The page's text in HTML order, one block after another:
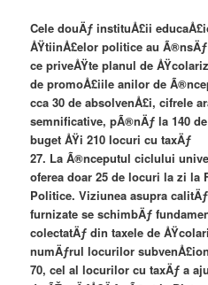
Cele douÄƒ instituÅ£ii
ÅŸtiinÅ£elor politice au
ce priveÅŸte planul de
de promoÅ£iile anilor de
cca 30 de absolvenÅ£i, cifrele
semnificative, pÃ®nÄƒ la 140
buget ÅŸi 210 locuri cu taxÄƒ
27. La Ã®nceputul ciclului
oferea doar 25 de locuri la zi la
Politice. Viziunea asupra
furnizate se schimbÄƒ
colectatÄƒ din taxele de
numÄƒrul locurilor
70, cel al locurilor cu taxÄƒ a